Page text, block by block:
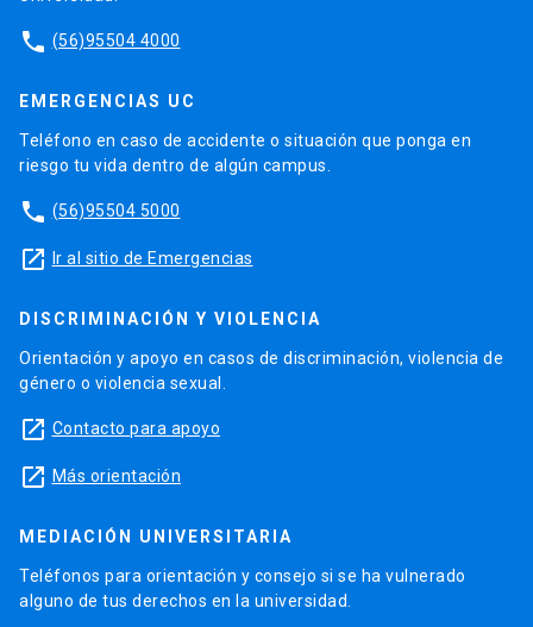
phone (56)95504 4000
EMERGENCIAS UC
Teléfono en caso de accidente o situación que ponga en
riesgo tu vida dentro de algún campus.
phone (56)95504 5000
launch Ir al sitio de Emergencias
DISCRIMINACIÓN Y VIOLENCIA
Orientación y apoyo en casos de discriminación, violencia de
género o violencia sexual.
launch Contacto para apoyo
launch Más orientación
MEDIACIÓN UNIVERSITARIA
Teléfonos para orientación y consejo si se ha vulnerado
alguno de tus derechos en la universidad.